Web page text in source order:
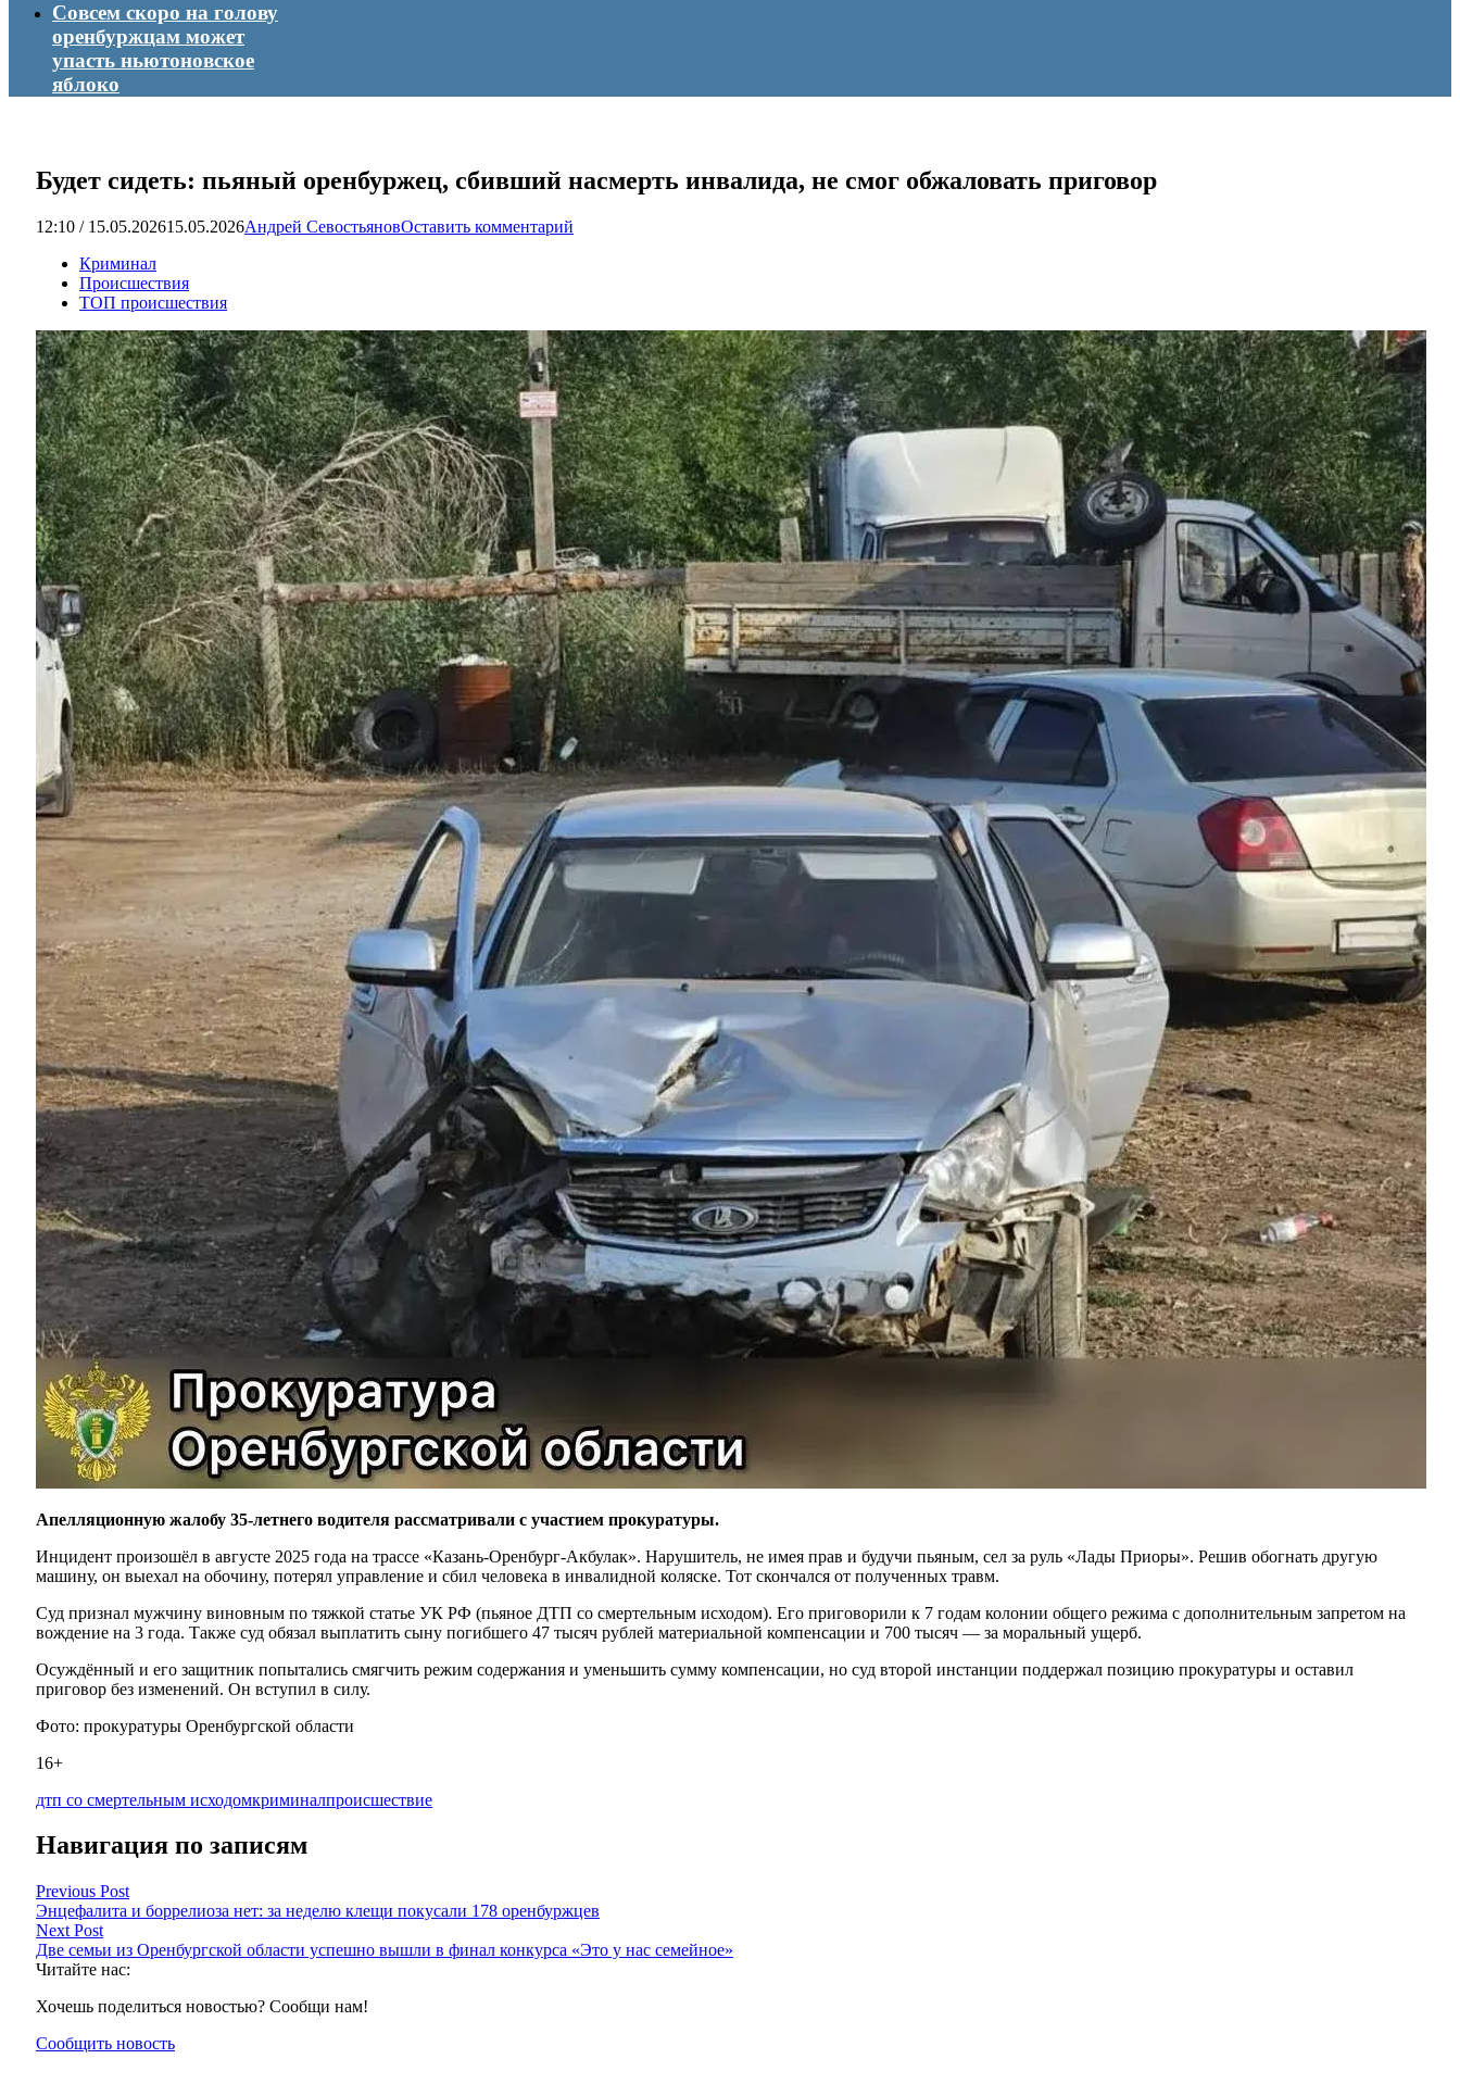
Совсем скоро на голову
оренбуржцам может
упасть ньютоновское
яблоко
Будет сидеть: пьяный оренбуржец, сбивший насмерть инвалида, не смог обжаловать приговор
12:10 / 15.05.202615.05.2026Андрей СевостьяновОставить комментарий
Криминал
Происшествия
ТОП происшествия
Апелляционную жалобу 35-летнего водителя рассматривали с участием прокуратуры.
Инцидент произошёл в августе 2025 года на трассе «Казань-Оренбург-Акбулак». Нарушитель, не имея прав и будучи пьяным, сел за руль «Лады Приоры». Решив обогнать другую
машину, он выехал на обочину, потерял управление и сбил человека в инвалидной коляске. Тот скончался от полученных травм.
Суд признал мужчину виновным по тяжкой статье УК РФ (пьяное ДТП со смертельным исходом). Его приговорили к 7 годам колонии общего режима с дополнительным запретом на
вождение на 3 года. Также суд обязал выплатить сыну погибшего 47 тысяч рублей материальной компенсации и 700 тысяч — за моральный ущерб.
Осуждённый и его защитник попытались смягчить режим содержания и уменьшить сумму компенсации, но суд второй инстанции поддержал позицию прокуратуры и оставил
приговор без изменений. Он вступил в силу.
Фото: прокуратуры Оренбургской области
16+
дтп со смертельным исходомкриминалпроисшествие
Навигация по записям
Previous Post
Энцефалита и боррелиоза нет: за неделю клещи покусали 178 оренбуржцев
Next Post
Две семьи из Оренбургской области успешно вышли в финал конкурса «Это у нас семейное»
Читайте нас:
Хочешь поделиться новостью? Сообщи нам!
Сообщить новость